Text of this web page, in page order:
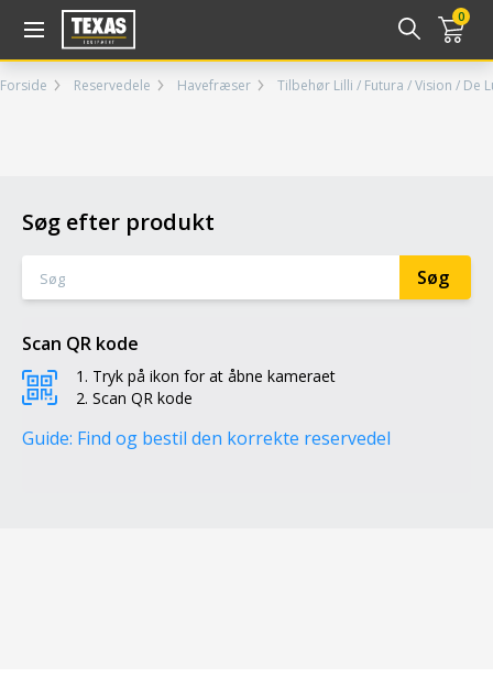
0
Forside Reservedele Havefræser Tilbehør Lilli / Futura / Vision / De
Søg efter produkt
Scan QR kode
Tryk på ikon for at åbne kameraet
Scan QR kode
Guide: Find og bestil den korrekte reservedel